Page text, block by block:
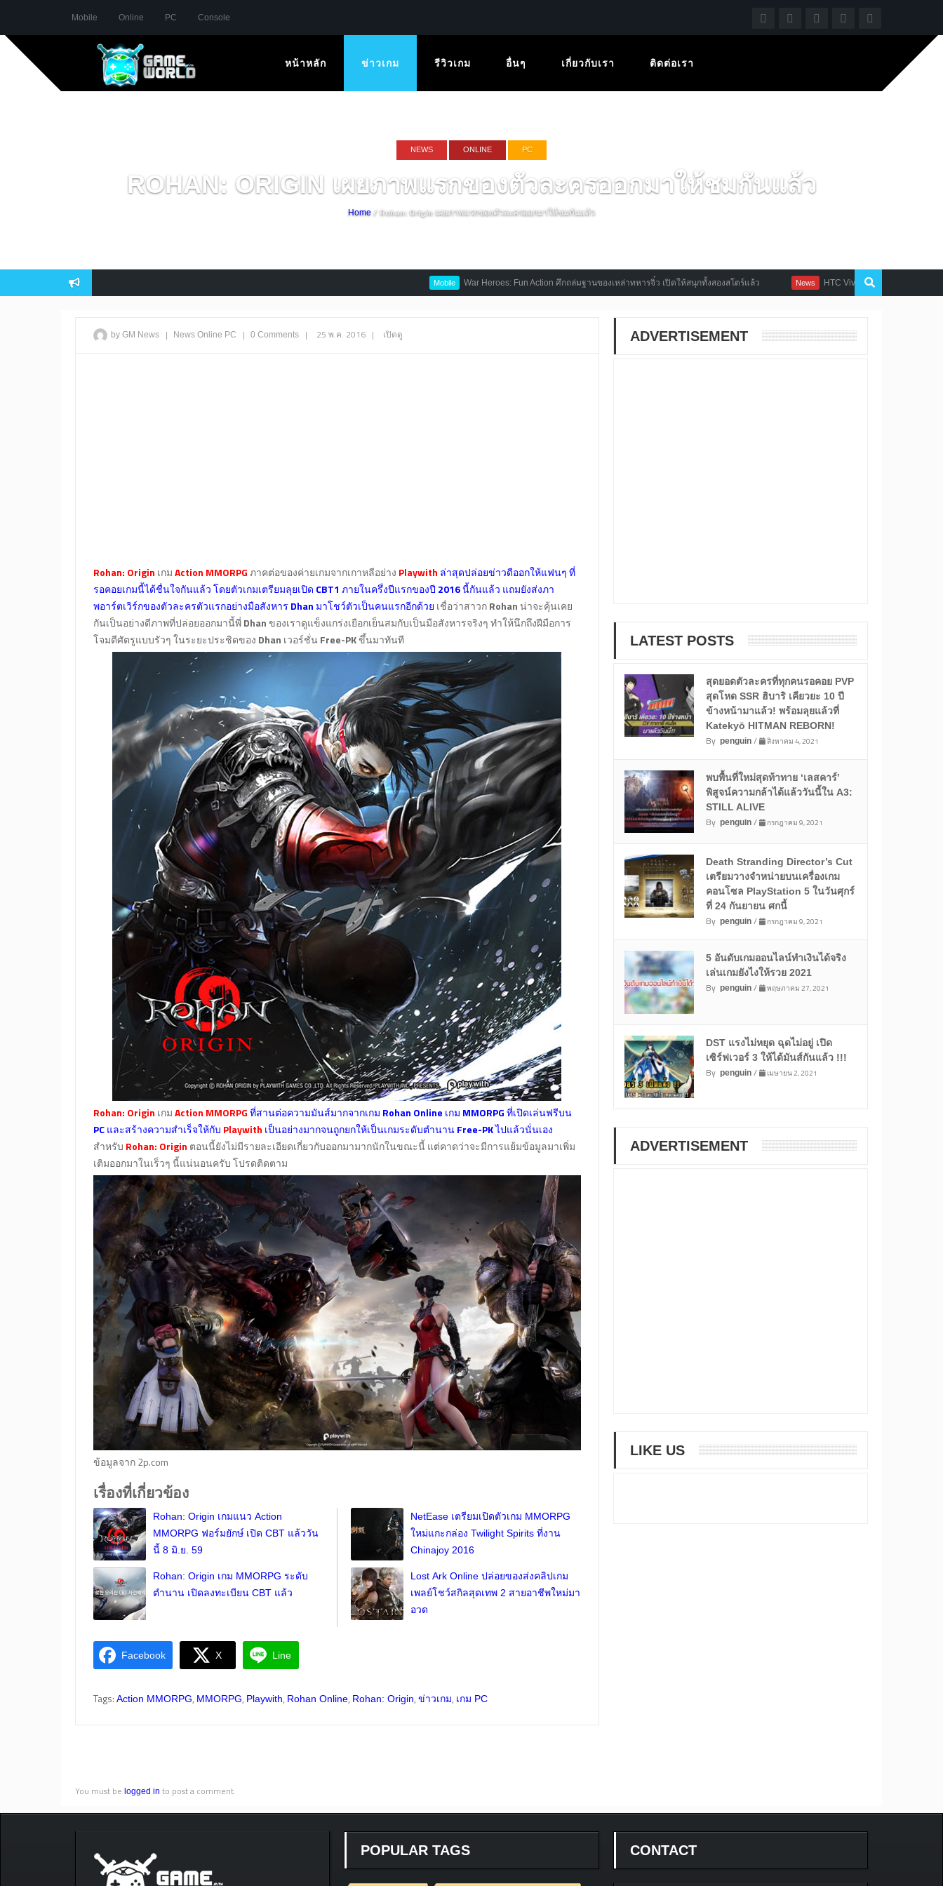
Mobile Online PC Console
หน้าหลัก ข่าวเกม รีวิวเกม อื่นๆ เกี่ยวกับเรา ติดต่อเรา
NEWS ONLINE PC
ROHAN: ORIGIN เผยภาพแรกของตัวละครออกมาให้ชมกันแล้ว
Home / Rohan: Origin เผยภาพแรกของตัวละครออกมาให้ชมกันแล้ว
War Heroes: Fun Action ศึกถล่มฐานของเหล่าทหารจิ๋ว เปิดให้สนุกทั้งสองสโตร์แล้ว HTC Vive Pro ประกาศเตรียมวางจำห
by GM News | News Online PC | 0 Comments | 25 พ.ค. 2016 | เปิดดู
Rohan: Origin เกมAction MMORPGภาคต่อของค่ายเกมจากเกาหลีอย่าง Playwith ล่าสุดปล่อยข่าวดีออกให้แฟนๆ ที่
รอคอยเกมนี้ได้ชื่นใจกันแล้ว โดยตัวเกมเตรียมลุยเปิด CBT1 ภายในครึ่งปีแรกของปี 2016นี้กันแล้ว แถมยังส่งภา
พอาร์ตเวิร์กของตัวละครตัวแรกอย่างมือสังหาร Dhanมาโชว์ตัวเป็นคนแรกอีกด้วย เชื่อว่าสาวกRohanน่าจะคุ้นเคย
กันเป็นอย่างดีภาพที่ปล่อยออกมานี้พี่Dhanของเราดูแข็งแกร่งเยือกเย็นสมกับเป็นมือสังหารจริงๆ ทำให้นึกถึงฝีมือการ
โจมตีศัตรูแบบรัวๆ ในระยะประชิดของ Dhan เวอร์ชั่น Free-PKขึ้นมาทันที
Rohan: Origin เกมAction MMORPGที่สานต่อความมันส์มากจากเกม Rohan Online เกม MMORPGที่เปิดเล่นฟรีบน
PCและสร้างความสำเร็จให้กับ Playwith เป็นอย่างมากจนถูกยกให้เป็นเกมระดับตำนานFree-PKไปแล้วนั่นเอง
สำหรับ Rohan: Origin ตอนนี้ยังไม่มีรายละเอียดเกี่ยวกับออกมามากนักในขณะนี้ แต่คาดว่าจะมีการแย้มข้อมูลมาเพิ่ม
เติมออกมาในเร็วๆ นี้แน่นอนครับ โปรดติดตาม
ข้อมูลจาก 2p.com
เรื่องที่เกี่ยวข้อง
Rohan: Origin เกมแนว Action
MMORPG ฟอร์มยักษ์ เปิด CBT แล้ววัน
นี้ 8 มิ.ย. 59
Rohan: Origin เกม MMORPG ระดับ
ตำนาน เปิดลงทะเบียน CBT แล้ว
NetEase เตรียมเปิดตัวเกม MMORPG
ใหม่แกะกล่อง Twilight Spirits ที่งาน
Chinajoy 2016
Lost Ark Online ปล่อยของส่งคลิปเกม
เพลย์โชว์สกิลสุดเทพ 2 สายอาชีพใหม่มา
อวด
Facebook X Line
Tags: Action MMORPG, MMORPG, Playwith, Rohan Online, Rohan: Origin, ข่าวเกม, เกม PC
You must be logged in to post a comment.
ADVERTISEMENT
LATEST POSTS
สุดยอดตัวละครที่ทุกคนรอคอย PVP
สุดโหด SSR ฮิบาริ เคียวยะ 10 ปี
ข้างหน้ามาแล้ว! พร้อมลุยแล้วที่
Katekyō HITMAN REBORN!
By penguin/ สิงหาคม 4, 2021
พบพื้นที่ใหม่สุดท้าทาย ‘เลสคาร์’
พิสูจน์ความกล้าได้แล้ววันนี้ใน A3:
STILL ALIVE
By penguin/ กรกฎาคม 9, 2021
Death Stranding Director’s Cut
เตรียมวางจำหน่ายบนเครื่องเกม
คอนโซล PlayStation 5 ในวันศุกร์
ที่ 24 กันยายน ศกนี้
By penguin/ กรกฎาคม 9, 2021
5 อันดับเกมออนไลน์ทำเงินได้จริง
เล่นเกมยังไงให้รวย 2021
By penguin/ พฤษภาคม 27, 2021
DST แรงไม่หยุด ฉุดไม่อยู่ เปิด
เซิร์ฟเวอร์ 3 ให้ได้มันส์กันแล้ว !!!
By penguin/ เมษายน 2, 2021
ADVERTISEMENT
LIKE US
POPULAR TAGS CONTACT